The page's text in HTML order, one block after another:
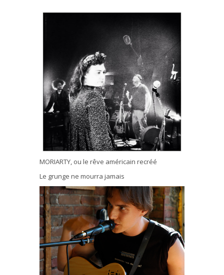
MORIARTY, ou le rêve américain recréé
Le grunge ne mourra jamais